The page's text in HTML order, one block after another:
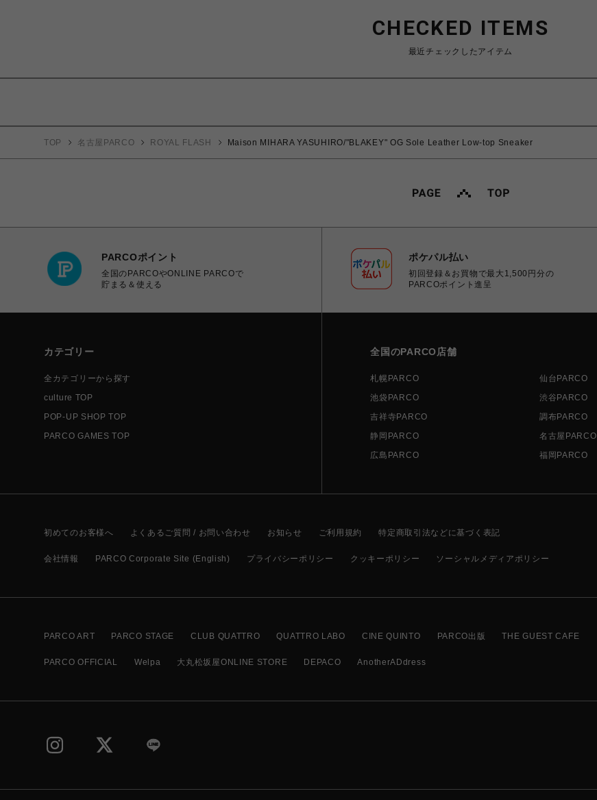
CHECKED ITEMS
最近チェックしたアイテム
TOP 名古屋PARCO ROYAL FLASH Maison MIHARA YASUHIRO/"BLAKEY" OG Sole Leather Low-top Sneaker
PARCOポイント
全国のPARCOやONLINE PARCOで
貯まる＆使える
ポケパル払い
初回登録＆お買物で最大1,500円分の
PARCOポイント進呈
カテゴリー
全カテゴリーから探す
culture TOP
POP-UP SHOP TOP
PARCO GAMES TOP
全国のPARCO店舗
札幌PARCO 仙台PARCO
池袋PARCO
渋谷PARCO
吉祥寺PARCO
調布PARCO
静岡PARCO
名古屋PARCO
広島PARCO
福岡PARCO
初めてのお客様へ よくあるご質問 / お問い合わせ お知らせ ご利用規約 特定商取引法などに基づく表記
会社情報 PARCO Corporate Site (English) プライバシーポリシー クッキーポリシー ソーシャルメディアポリシー
PARCO ART PARCO STAGE CLUB QUATTRO QUATTRO LABO CINE QUINTO PARCO出版 THE GUEST CAFE
PARCO OFFICIAL Welpa 大丸松坂屋ONLINE STORE DEPACO AnotherADdress